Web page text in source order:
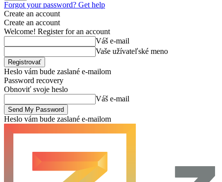
Forgot your password? Get help
Create an account
Create an account
Welcome! Register for an account
Váš e-mail
Vaše užívateľské meno
Heslo vám bude zaslané e-mailom
Password recovery
Obnoviť svoje heslo
Váš e-mail
Heslo vám bude zaslané e-mailom